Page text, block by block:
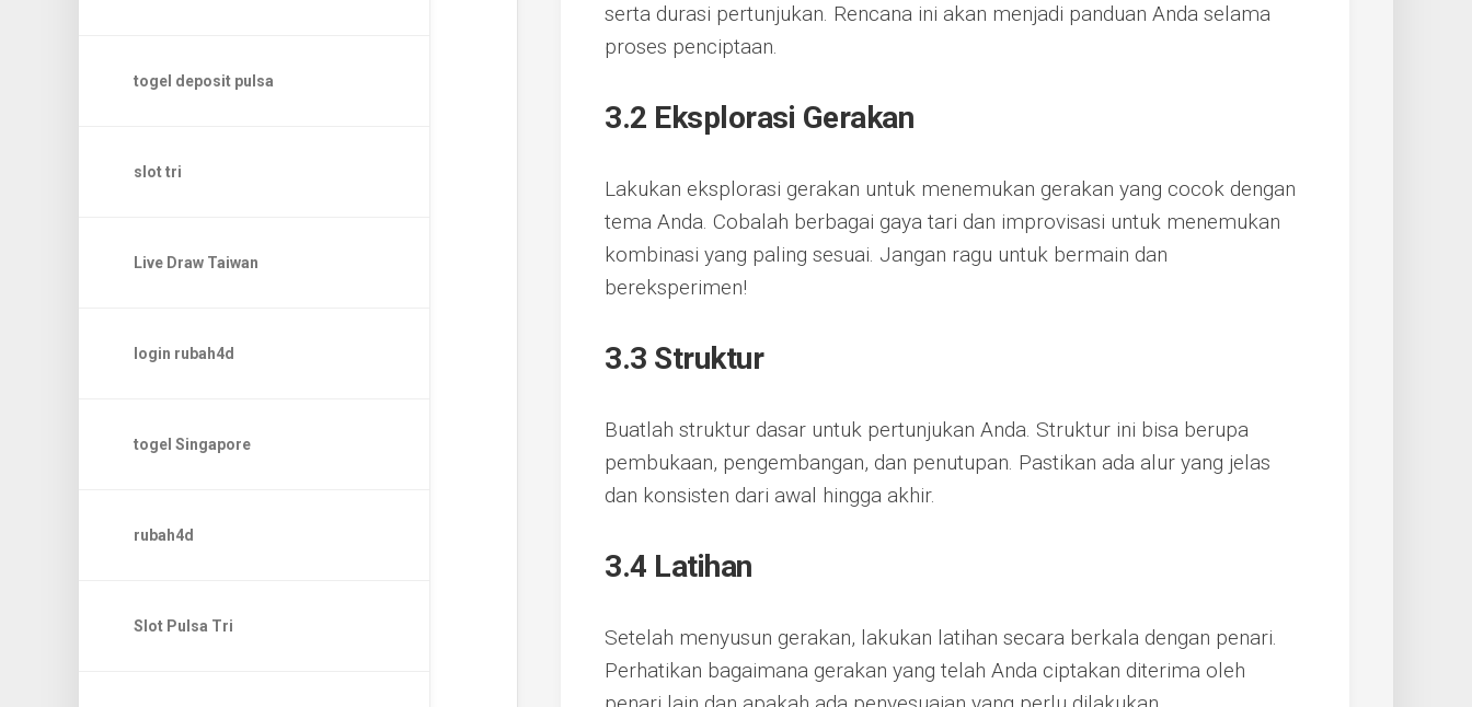
togel deposit pulsa
slot tri
Live Draw Taiwan
login rubah4d
togel Singapore
rubah4d
Slot Pulsa Tri
serta durasi pertunjukan. Rencana ini akan menjadi panduan Anda selama
proses penciptaan.
3.2 Eksplorasi Gerakan
Lakukan eksplorasi gerakan untuk menemukan gerakan yang cocok dengan
tema Anda. Cobalah berbagai gaya tari dan improvisasi untuk menemukan
kombinasi yang paling sesuai. Jangan ragu untuk bermain dan
bereksperimen!
3.3 Struktur
Buatlah struktur dasar untuk pertunjukan Anda. Struktur ini bisa berupa
pembukaan, pengembangan, dan penutupan. Pastikan ada alur yang jelas
dan konsisten dari awal hingga akhir.
3.4 Latihan
Setelah menyusun gerakan, lakukan latihan secara berkala dengan penari.
Perhatikan bagaimana gerakan yang telah Anda ciptakan diterima oleh